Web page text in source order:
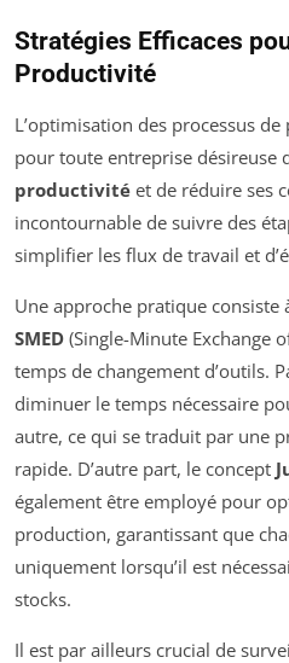
Stratégies Efficaces
Productivité
L’optimisation des processus
pour toute entreprise désireuse
productivité et de réduire ses
incontournable de suivre des
simplifier les flux de travail et
Une approche pratique
SMED (Single-Minute Exchange
temps de changement d’outils.
diminuer le temps nécessaire
autre, ce qui se traduit par une
rapide. D’autre part, le concept
également être employé pour
production, garantissant que
uniquement lorsqu’il est
stocks.
Il est par ailleurs crucial de